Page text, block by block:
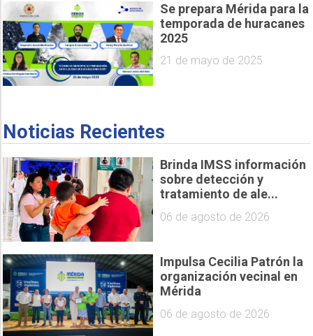
Se prepara Mérida para la
temporada de huracanes
2025
21 de mayo de 2025
Noticias Recientes
Brinda IMSS información
sobre detección y
tratamiento de ale...
06 de agosto de 2026
Impulsa Cecilia Patrón la
organización vecinal en
Mérida
06 de agosto de 2026